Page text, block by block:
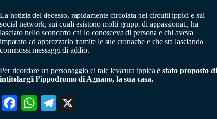
La notizia del decesso, rapidamente circolata nei circuiti ippici e sui
social network, sui quali esistono molti gruppi di appassionati, ha
lasciato nello sconcerto chi lo conosceva di persona e chi aveva
imparato ad apprezzarlo tramite le sue cronache e che sta lasciando
commossi messaggi di addio.
Per ricordare un personaggio di tale levatura ippica è stato proposto di
intitolargli l’ippodromo di Agnano, la sua casa.
Fa W
Te